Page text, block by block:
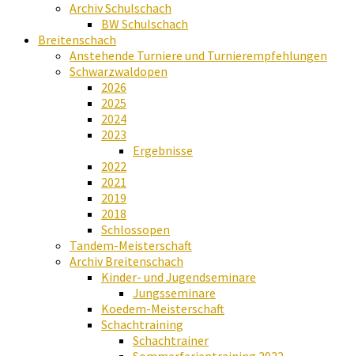
Archiv Schulschach
BW Schulschach
Breitenschach
Anstehende Turniere und Turnierempfehlungen
Schwarzwaldopen
2026
2025
2024
2023
Ergebnisse
2022
2021
2019
2018
Schlossopen
Tandem-Meisterschaft
Archiv Breitenschach
Kinder- und Jugendseminare
Jungsseminare
Koedem-Meisterschaft
Schachtraining
Schachtrainer